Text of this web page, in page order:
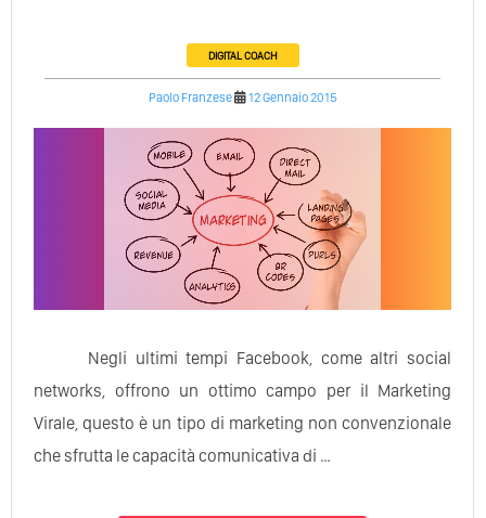
DIGITAL COACH
Paolo Franzese 12 Gennaio 2015
Negli ultimi tempi Facebook, come altri social
networks, offrono un ottimo campo per il Marketing
Virale, questo è un tipo di marketing non convenzionale
che sfrutta le capacità comunicativa di …